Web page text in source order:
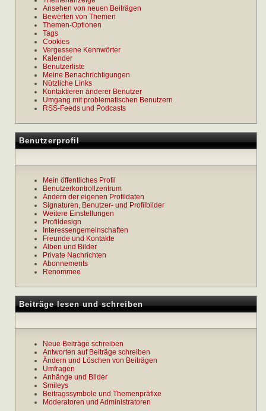
Ansehen von neuen Beiträgen
Bewerten von Themen
Themen-Optionen
Tags
Cookies
Vergessene Kennwörter
Kalender
Benutzerliste
Meine Benachrichtigungen
Nützliche Links
Kontaktieren anderer Benutzer
Umgang mit problematischen Benutzern
RSS-Feeds und Podcasts
Benutzerprofil
Mein öffentliches Profil
Benutzerkontrollzentrum
Ändern der eigenen Profildaten
Signaturen, Benutzer- und Profilbilder
Weitere Einstellungen
Profildesign
Interessengemeinschaften
Freunde und Kontakte
Alben und Bilder
Private Nachrichten
Abonnements
Renommee
Beiträge lesen und schreiben
Neue Beiträge schreiben
Antworten auf Beiträge schreiben
Ändern und Löschen von Beiträgen
Umfragen
Anhänge und Bilder
Smileys
Beitragssymbole und Themenpräfixe
Moderatoren und Administratoren